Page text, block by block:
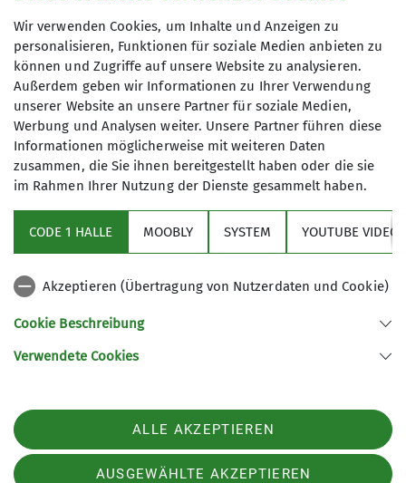
Maximale Teilnehmeranzahl
6
Sektionsarchiv
Artikel Archiv
67227 Frankenthal
Telefon +496233366157
Wir verwenden Cookies, um Inhalte und Anzeigen zu
personalisieren, Funktionen für soziale Medien anbieten zu
können und Zugriffe auf unsere Website zu analysieren.
Außerdem geben wir Informationen zu Ihrer Verwendung
unserer Website an unsere Partner für soziale Medien,
Werbung und Analysen weiter. Unsere Partner führen diese
Informationen möglicherweise mit weiteren Daten
zusammen, die Sie ihnen bereitgestellt haben oder die sie
im Rahmen Ihrer Nutzung der Dienste gesammelt haben.
CODE 1 HALLE MOOBLY SYSTEM YOUTUBE VIDEOS
Akzeptieren (Übertragung von Nutzerdaten und Cookie)
Cookie Beschreibung
Verwendete Cookies
ALLE AKZEPTIEREN
AUSGEWÄHLTE AKZEPTIEREN